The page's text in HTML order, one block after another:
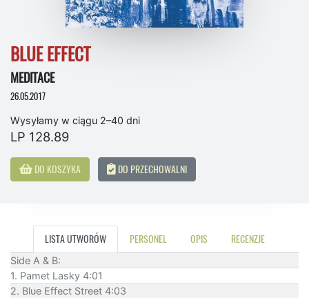
BLUE EFFECT
MEDITACE
26.05.2017
Wysyłamy w ciągu 2–40 dni
LP 128.89
DO KOSZYKA DO PRZECHOWALNI
LISTA UTWORÓW PERSONEL OPIS RECENZJE
Side A & B:
1. Pamet Lasky 4:01
2. Blue Effect Street 4:03